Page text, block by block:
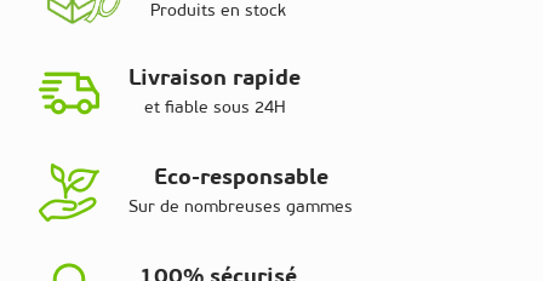
Produits en stock
Livraison rapide
et fiable sous 24H
Eco-responsable
Sur de nombreuses gammes